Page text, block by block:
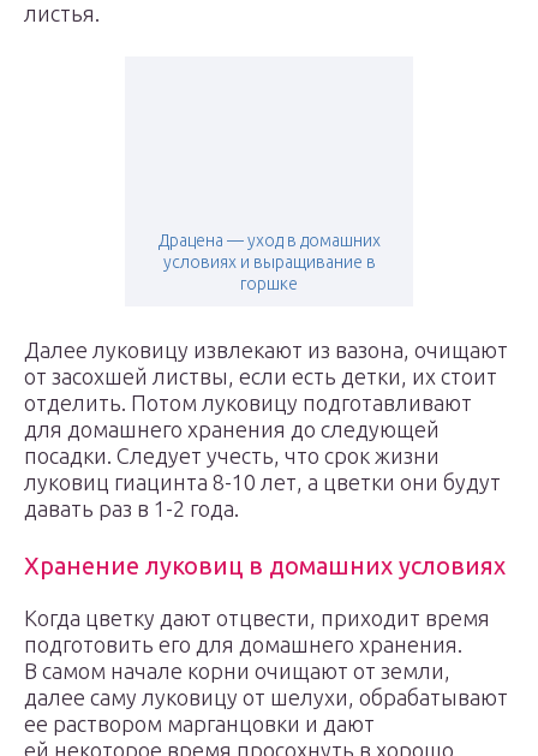
листья.
Драцена — уход в домашних
условиях и выращивание в
горшке
Далее луковицу извлекают из вазона, очищают
от засохшей листвы, если есть детки, их стоит
отделить. Потом луковицу подготавливают
для домашнего хранения до следующей
посадки. Следует учесть, что срок жизни
луковиц гиацинта 8-10 лет, а цветки они будут
давать раз в 1-2 года.
Хранение луковиц в домашних условиях
Когда цветку дают отцвести, приходит время
подготовить его для домашнего хранения.
В самом начале корни очищают от земли,
далее саму луковицу от шелухи, обрабатывают
ее раствором марганцовки и дают
ей некоторое время просохнуть в хорошо